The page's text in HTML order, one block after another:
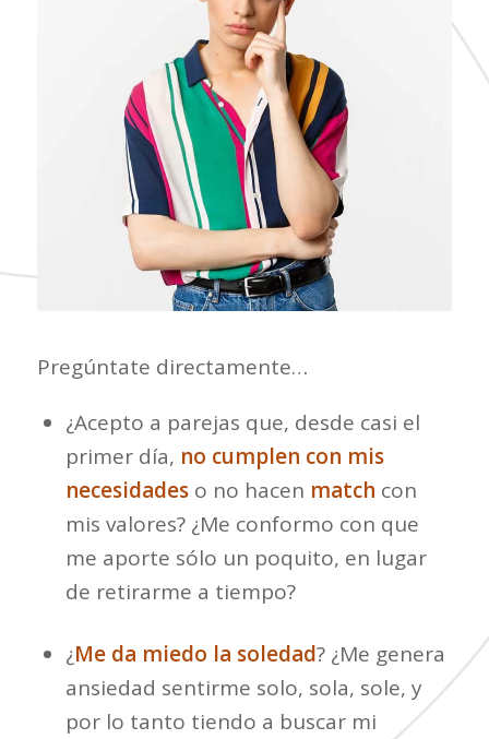
Pregúntate directamente…
¿Acepto a parejas que, desde casi el
primer día, no cumplen con mis
necesidadeso no hacen match con
mis valores? ¿Me conformo con que
me aporte sólo un poquito, en lugar
de retirarme a tiempo?
¿Me da miedo la soledad? ¿Me genera
ansiedad sentirme solo, sola, sole, y
por lo tanto tiendo a buscar mi